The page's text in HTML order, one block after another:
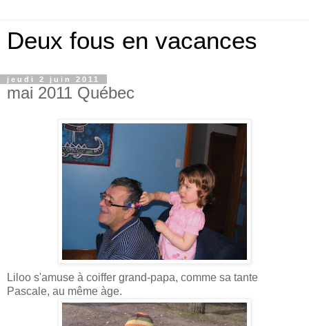
Deux fous en vacances
jeudi 2 juin 2011
mai 2011 Québec
Liloo s'amuse à coiffer grand-papa, comme sa tante
Pascale, au même àge.